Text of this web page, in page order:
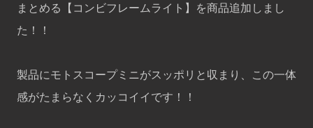
まとめる【コンビフレームライト】を商品追加しまし
た！！
製品にモトスコープミニがスッポリと収まり、この一体
感がたまらなくカッコイイです！！